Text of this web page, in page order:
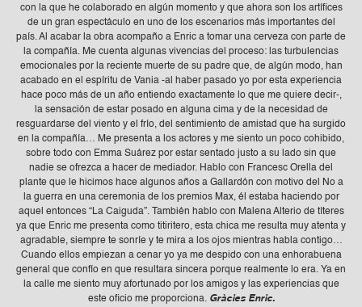
con la que he colaborado en algún momento y que ahora son los artífices
de un gran espectáculo en uno de los escenarios más importantes del
país. Al acabar la obra acompaño a Enric a tomar una cerveza con parte de
la compañía. Me cuenta algunas vivencias del proceso: las turbulencias
emocionales por la reciente muerte de su padre que, de algún modo, han
acabado en el espíritu de Vania -al haber pasado yo por esta experiencia
hace poco más de un año entiendo exactamente lo que me quiere decir-,
la sensación de estar posado en alguna cima y de la necesidad de
resguardarse del viento y el frío, del sentimiento de amistad que ha surgido
en la compañía… Me presenta a los actores y me siento un poco cohibido,
sobre todo con Emma Suárez por estar sentado justo a su lado sin que
nadie se ofrezca a hacer de mediador. Hablo con Francesc Orella del
plante que le hicimos hace algunos años a Gallardón con motivo del No a
la guerra en una ceremonia de los premios Max, él estaba haciendo por
aquel entonces “La Caiguda”. También hablo con Malena Alterio de títeres
ya que Enric me presenta como titiritero, esta chica me resulta muy atenta y
agradable, siempre te sonríe y te mira a los ojos mientras habla contigo…
Cuando ellos empiezan a cenar yo ya me despido con una enhorabuena
general que confío en que resultara sincera porque realmente lo era. Ya en
la calle me siento muy afortunado por los amigos y las experiencias que
este oficio me proporciona. Gràcies Enric.